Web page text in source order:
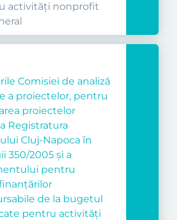
activităţi nonprofit
Comisiei de analiză
a proiectelor, pentru
proiectelor
Registratura
Cluj-Napoca în
350/2005 și a
pentru
de la bugetul
pentru activități